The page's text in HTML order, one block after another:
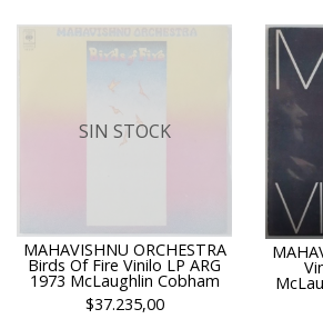
SIN STOCK
MAHAVISHNU ORCHESTRA
Birds Of Fire Vinilo LP ARG
1973 McLaughlin Cobham
$37.235,00